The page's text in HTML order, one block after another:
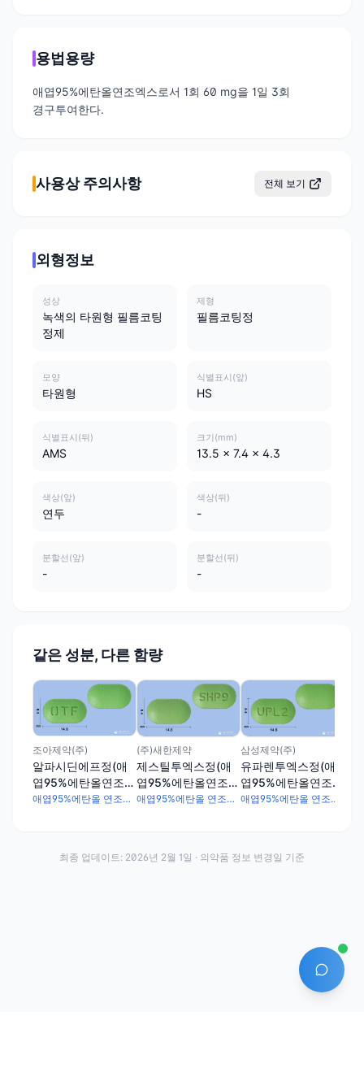
용법용량
애엽95%에탄올연조엑스로서 1회 60 mg을 1일 3회
경구투여한다.
사용상 주의사항 전체 보기
외형정보
성상
녹색의 타원형 필름코팅
정제
제형
필름코팅정
모양
타원형
식별표시(앞)
HS
식별표시(뒤)
AMS
크기(mm)
13.5 x 7.4 x 4.3
색상(앞)
연두
색상(뒤)
-
분할선(앞)
-
분할선(뒤)
-
같은 성분, 다른 함량
조아제약(주)
알파시딘에프정(애
엽95%에탄올연조엑
스(20→1))
애엽95%에탄올 연조엑스(20→1) 90mg
(주)새한제약
제스틸투엑스정(애
엽95%에탄올연조엑
스(20→1))
애엽95%에탄올 연조엑스(20→1) 90mg
삼성제약(주)
유파렌투엑스정(애
엽95%에탄올연조엑
스(20→1))
애엽95%에탄올 연조엑스(20→1) 90mg
AI 에이
최종 업데이트: 2026년 2월 1일 · 의약품 정보 변경일 기준